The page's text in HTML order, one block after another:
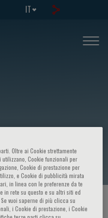
IT
/ RELATORE
Oltre ai Cookie strettamente
Cookie funzionali per
Cookie di prestazione per
e Cookie di pubblicità mirata
in linea con le preferenze da te
in rete su questo e su altri siti ed
vuoi saperne di più clicca su
i Cookie di prestazione, i Cookie